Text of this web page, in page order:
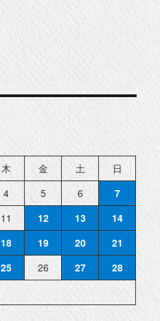
木 金 土
日
4 5 6
7
11 12 13
14
18 19 20
21
25 26 27
28